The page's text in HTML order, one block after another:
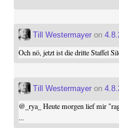
Till Westermayeron
Och nö, jetzt ist die dritte Staffel
Till Westermayeron
@ _rya_ Heute morgen lief mir
...